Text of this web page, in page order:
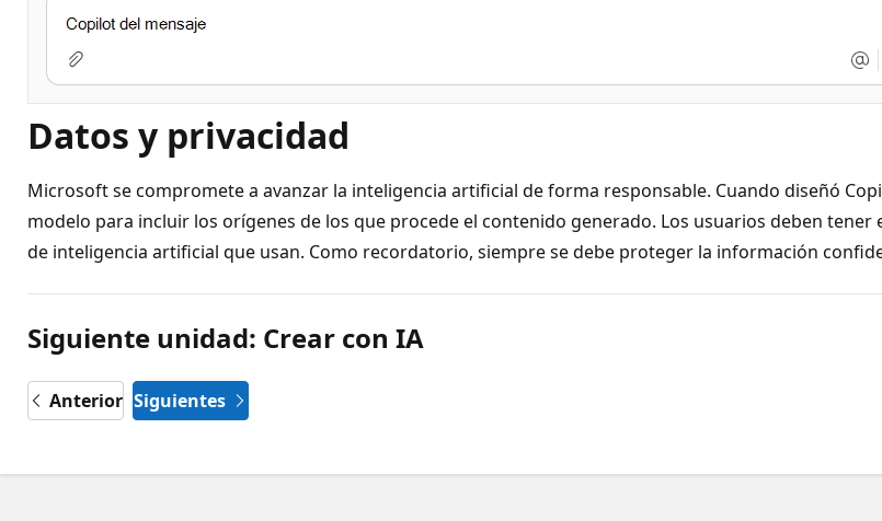
Datos y privacidad
Microsoft se compromete a avanzar la inteligencia artificial de forma responsable. Cuando diseñó
modelo para incluir los orígenes de los que procede el contenido generado. Los usuarios deben
de inteligencia artificial que usan. Como recordatorio, siempre se debe proteger la información
Siguiente unidad: Crear con IA
Anterior Siguientes